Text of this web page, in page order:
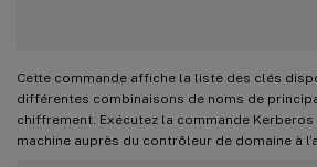
Cette commande affiche la liste des clés
différentes combinaisons de noms de
chiffrement. Exécutez la commande Kerberos
machine auprès du contrôleur de domaine à